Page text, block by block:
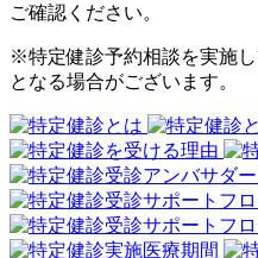
ご確認ください。
※特定健診予約相談を実施
となる場合がございます。